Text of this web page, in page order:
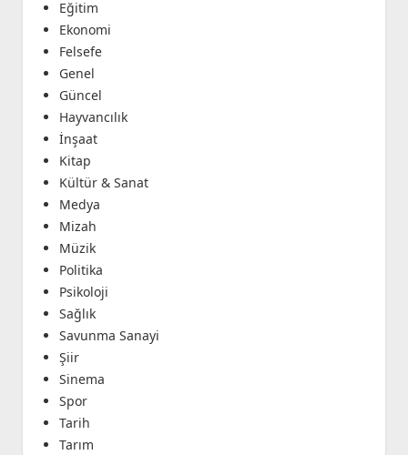
Eğitim
Ekonomi
Felsefe
Genel
Güncel
Hayvancılık
İnşaat
Kitap
Kültür & Sanat
Medya
Mizah
Müzik
Politika
Psikoloji
Sağlık
Savunma Sanayi
Şiir
Sinema
Spor
Tarih
Tarım